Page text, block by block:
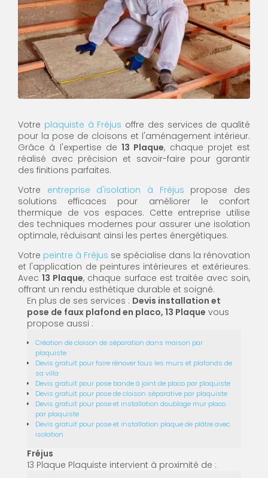
Votre plaquiste à Fréjus offre des services de qualité
pour la pose de cloisons et l'aménagement intérieur.
Grâce à l'expertise de 13 Plaque, chaque projet est
réalisé avec précision et savoir-faire pour garantir
des finitions parfaites.
Votre entreprise d'isolation à Fréjus propose des
solutions efficaces pour améliorer le confort
thermique de vos espaces. Cette entreprise utilise
des techniques modernes pour assurer une isolation
optimale, réduisant ainsi les pertes énergétiques.
Votre peintre à Fréjus se spécialise dans la rénovation
et l'application de peintures intérieures et extérieures.
Avec13 Plaque, chaque surface est traitée avec soin,
offrant un rendu esthétique durable et soigné.
En plus de ses services : Devis installation et
pose de faux plafond en placo, 13 Plaque vous
propose aussi :
Création de cloison de séparation dans maison par
plaquiste
Devis gratuit pour faire rénover tous les murs et plafonds de
sa villa
Devis gratuit pour pose bande à joint de placo par plaquiste
Devis gratuit pour pose de cloison séparative par plaquiste
Devis gratuit pour pose et installation doublage mur placo
par plaquiste
Devis gratuit pour pose et installation plaque de plâtre avec
isolation
Fréjus
13 Plaque Plaquiste intervient à proximité de :